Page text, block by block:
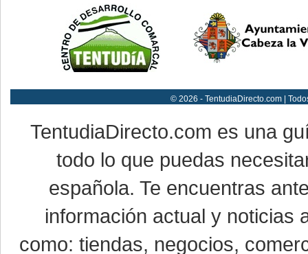
© 2026 - TentudiaDirecto.com |
TentudiaDirecto.com es una
todo lo que puedas
española. Te encuentras
información actual y noticias
como: tiendas, negocios,